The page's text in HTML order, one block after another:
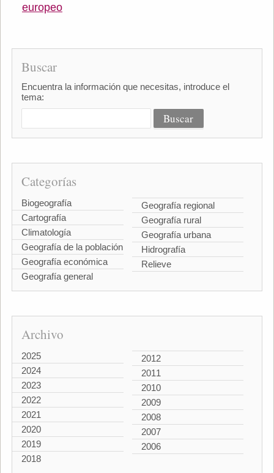
europeo
Buscar
Encuentra la información que necesitas, introduce el
tema:
Categorías
Biogeografía
Cartografía
Climatología
Geografía de la población
Geografía económica
Geografía general
Geografía regional
Geografía rural
Geografía urbana
Hidrografía
Relieve
Archivo
2025
2024
2023
2022
2021
2020
2019
2018
2012
2011
2010
2009
2008
2007
2006